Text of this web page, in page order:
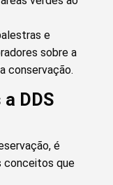
e
sobre a
conservação.
DDS
é
conceitos que